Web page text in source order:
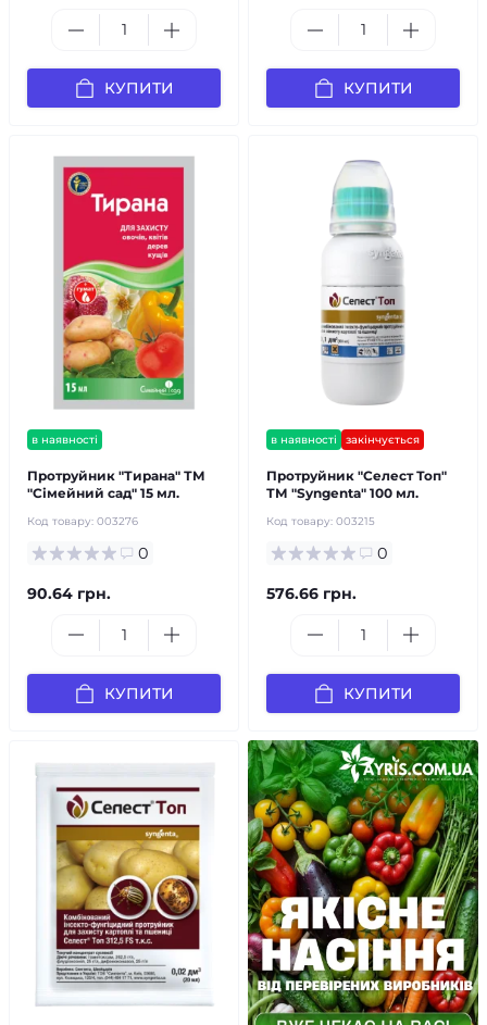
КУПИТИ КУПИТИ
в наявності
Протруйник "Тирана" ТМ
"Сімейний сад" 15 мл.
Код товару: 003276
0
90.64 грн.
КУПИТИ
в наявності закінчується
Протруйник "Селест Топ"
ТМ "Syngenta" 100 мл.
Код товару: 003215
0
576.66 грн.
КУПИТИ